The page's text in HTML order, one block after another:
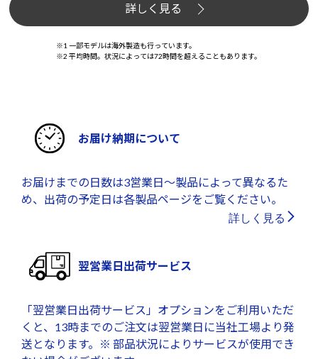
詳しく見る
※1 一部モデルは海外製造も行っています。
※2 平均時間。状況によっては72時間を超えることもあります。
お届け納期について
お届けまでの日数は3営業日～製品によって異なるた
め、出荷の予定日は各製品ページをご覧ください。
詳しく見る
翌営業日出荷サービス
「翌営業日出荷サービス」オプションをご利用いただ
くと、13時までのご注文は翌営業日に当社工場より発
送となります。※ 部品状況によりサービスが使用でき